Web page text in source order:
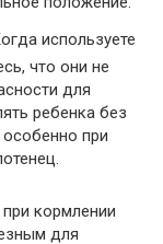
используете
что они не
для
ребенка без
при
кормлении
для